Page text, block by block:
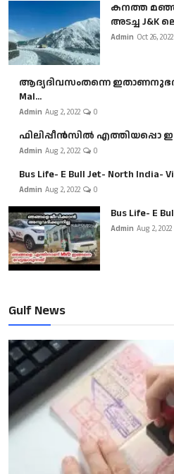
കനത്ത
അടച്ച J&K
Admin Oct 26, 2022
ആദ്യദിവസംതന്നെ ഇതാണനുഭവം!
Mal...
Admin Aug 2, 2022 0
ഫിലിപ്പീൻസിൽ എത്തിയപ്പൊ
Admin Aug 2, 2022 0
Bus Life- E Bull Jet- North India-
Admin Aug 2, 2022 0
Bus Life- E
Admin Aug 2, 2022
Gulf News